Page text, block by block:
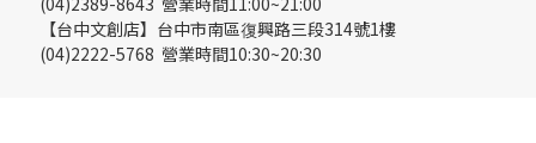
【台中文創店】台中市南區復興路三段314號1樓
(04)2222-5768 營業時間10:30~20:30